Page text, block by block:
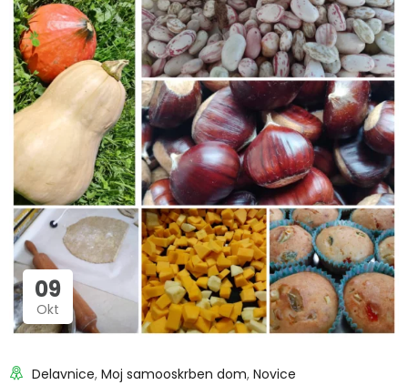
09
Okt
Delavnice, Moj samooskrben dom, Novice